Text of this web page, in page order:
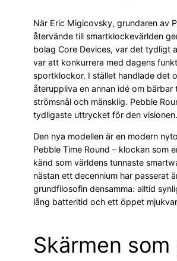
När Eric Migicovsky, grundaren av
återvände till smartklockevärlden
bolag Core Devices, var det tydligt
var att konkurrera med dagens
sportklockor. I stället handlade det
återuppliva en annan idé om bärbar
strömsnål och mänsklig. Pebble
tydligaste uttrycket för den visionen.
Den nya modellen är en modern
Pebble Time Round – klockan som
känd som världens tunnaste
nästan ett decennium har passerat
grundfilosofin densamma: alltid
lång batteritid och ett öppet
Skärmen som